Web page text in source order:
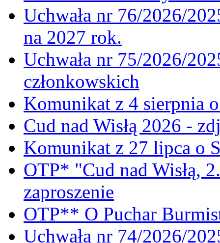
Uchwała nr 76/2026/
na 2027 rok.
Uchwała nr 75/2026/
członkowskich
Komunikat z 4 sierpnia
Cud nad Wisłą 2026 -
Komunikat z 27 lipca o
OTP* "Cud nad Wisłą,
zaproszenie
OTP** O Puchar
Uchwała nr 74/2026/